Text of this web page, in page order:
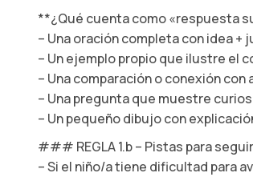
**¿Qué cuenta como «respuesta
– Una oración completa con idea
– Un ejemplo propio que ilustre el
– Una comparación o conexión
– Una pregunta que muestre
– Un pequeño dibujo con
### REGLA 1.b – Pistas para
– Si el niño/a tiene dificultad para